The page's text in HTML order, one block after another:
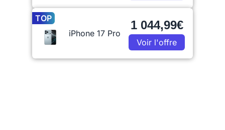
TOP
iPhone 17 Pro
1 044,99€
Voir l'offre